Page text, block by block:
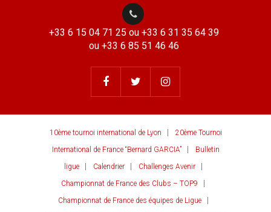
+33 6 15 04 71 25 ou +33 6 31 35 64 39
ou +33 6 85 51 46 46
10ème tournoi international de Lyon
20ème Tournoi
International de France “Bernard GARCIA”
Bulletin
ligue
Calendrier
Challenges Avenir
Championnat de France des Clubs – TOP9
Championnat de France des équipes de Ligue